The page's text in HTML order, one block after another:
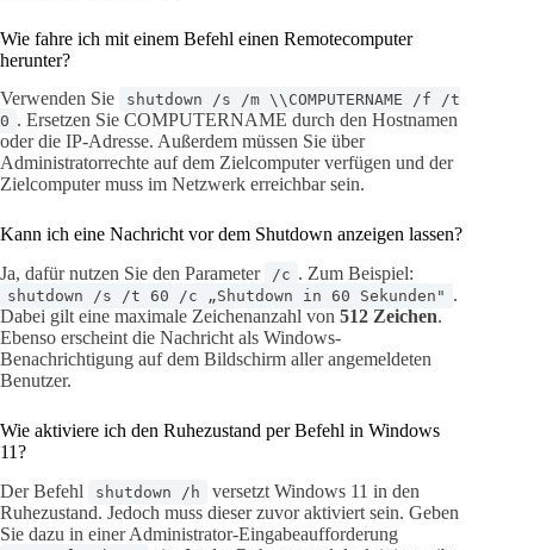
Wie fahre ich mit einem Befehl einen Remotecomputer
herunter?
Verwenden Sie
shutdown /s /m \\COMPUTERNAME /f /t
0 . Ersetzen Sie COMPUTERNAME durch den Hostnamen
oder die IP-Adresse. Außerdem müssen Sie über
Administratorrechte auf dem Zielcomputer verfügen und der
Zielcomputer muss im Netzwerk erreichbar sein.
Kann ich eine Nachricht vor dem Shutdown anzeigen lassen?
Ja, dafür nutzen Sie den Parameter
/c . Zum Beispiel:
shutdown /s /t 60 /c „Shutdown in 60 Sekunden" .
Dabei gilt eine maximale Zeichenanzahl von 512 Zeichen.
Ebenso erscheint die Nachricht als Windows-
Benachrichtigung auf dem Bildschirm aller angemeldeten
Benutzer.
Wie aktiviere ich den Ruhezustand per Befehl in Windows
11?
Der Befehl
shutdown /h
versetzt Windows 11 in den
Ruhezustand. Jedoch muss dieser zuvor aktiviert sein. Geben
Sie dazu in einer Administrator-Eingabeaufforderung